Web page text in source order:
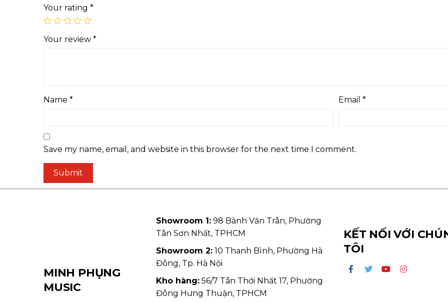
Your rating *
Your review *
Name * Email *
Save my name, email, and website in this browser for the next time I comment.
MINH PHỤNG
MUSIC
Showroom 1: 98 Bành Văn Trân, Phường
Tân Sơn Nhất, TPHCM
Showroom 2: 10 Thanh Bình, Phường Hà
Đông, Tp. Hà Nội
Kho hàng: 56/7 Tân Thới Nhất 17, Phường
Đông Hưng Thuận, TPHCM
KẾT NỐI VỚI
TÔI